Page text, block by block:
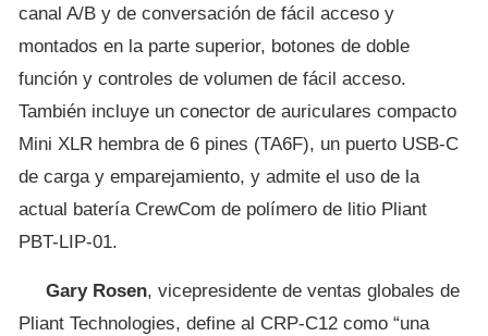
canal A/B y de conversación de fácil acceso y
montados en la parte superior, botones de doble
función y controles de volumen de fácil acceso.
También incluye un conector de auriculares compacto
Mini XLR hembra de 6 pines (TA6F), un puerto USB-C
de carga y emparejamiento, y admite el uso de la
actual batería CrewCom de polímero de litio Pliant
PBT-LIP-01.
Gary Rosen, vicepresidente de ventas globales de
Pliant Technologies, define al CRP-C12 como “una